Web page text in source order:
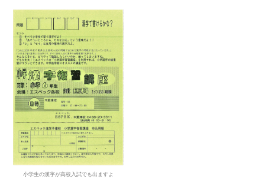
小学生の漢字が高校入試でも出ますよ